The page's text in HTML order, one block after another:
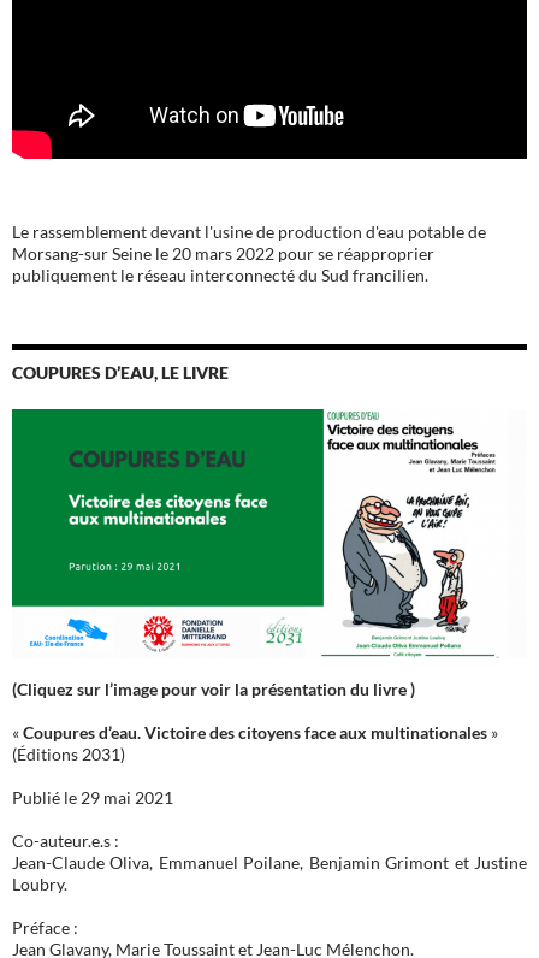
Le rassemblement devant l'usine de production d'eau potable de
Morsang-sur Seine le 20 mars 2022 pour se réapproprier
publiquement le réseau interconnecté du Sud francilien.
COUPURES D’EAU, LE LIVRE
(Cliquez sur l’image pour voir la présentation du livre )
«Coupures d’eau. Victoire des citoyens face aux multinationales »
(Éditions 2031)
Publié le 29 mai 2021
Co-auteur.e.s :
Jean-Claude Oliva, Emmanuel Poilane, Benjamin Grimont et Justine
Loubry.
Préface :
Jean Glavany, Marie Toussaint et Jean-Luc Mélenchon.